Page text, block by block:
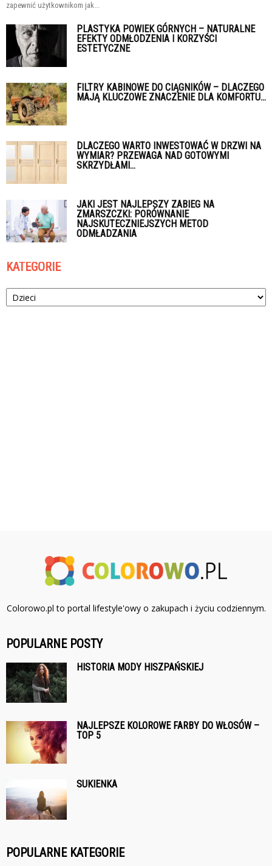
zapewnić użytkownikom jak...
PLASTYKA POWIEK GÓRNYCH – NATURALNE
EFEKTY ODMŁODZENIA I KORZYŚCI
ESTETYCZNE
FILTRY KABINOWE DO CIĄGNIKÓW – DLACZEGO
MAJĄ KLUCZOWE ZNACZENIE DLA KOMFORTU...
DLACZEGO WARTO INWESTOWAĆ W DRZWI NA
WYMIAR? PRZEWAGA NAD GOTOWYMI
SKRZYDŁAMI...
JAKI JEST NAJLEPSZY ZABIEG NA
ZMARSZCZKI: PORÓWNANIE
NAJSKUTECZNIEJSZYCH METOD
ODMŁADZANIA
KATEGORIE
Kategorie
Colorowo.pl to portal lifestyle'owy o zakupach i życiu codziennym.
POPULARNE POSTY
HISTORIA MODY HISZPAŃSKIEJ
NAJLEPSZE KOLOROWE FARBY DO WŁOSÓW –
TOP 5
SUKIENKA
POPULARNE KATEGORIE